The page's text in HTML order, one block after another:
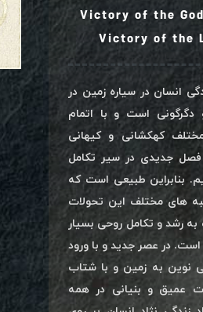
Victory of the
Victory of the
انسان در سیاره زمین در
دگرگونی است و با اتمام
کهکشانی و کیهانی
جدیدی در سیر تکامل
بنابراین طبیعی است که
های مختلف این تحولات
رشد و تکامل روحی بسیار
در عصر جدید و با ورود
نوین به زمین و با شتاب
عمیق و بنیانی در همه